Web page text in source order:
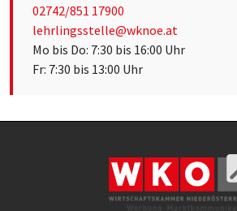
02742/851 17900
lehrlingsstelle@wknoe.at
Mo bis Do: 7:30 bis 16:00 Uhr
Fr: 7:30 bis 13:00 Uhr